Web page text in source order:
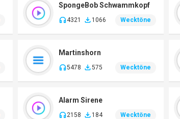
SpongeBob Schwammkopf
4321 1066 Wecktöne
Martinshorn
5478 575 Wecktöne
Alarm Sirene
2158 184 Wecktöne